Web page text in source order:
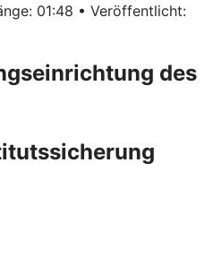
01:48 • Veröffentlicht:
des